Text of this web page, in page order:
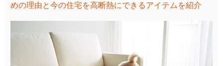
めの理由と今の住宅を高断熱にできるアイテムを紹介